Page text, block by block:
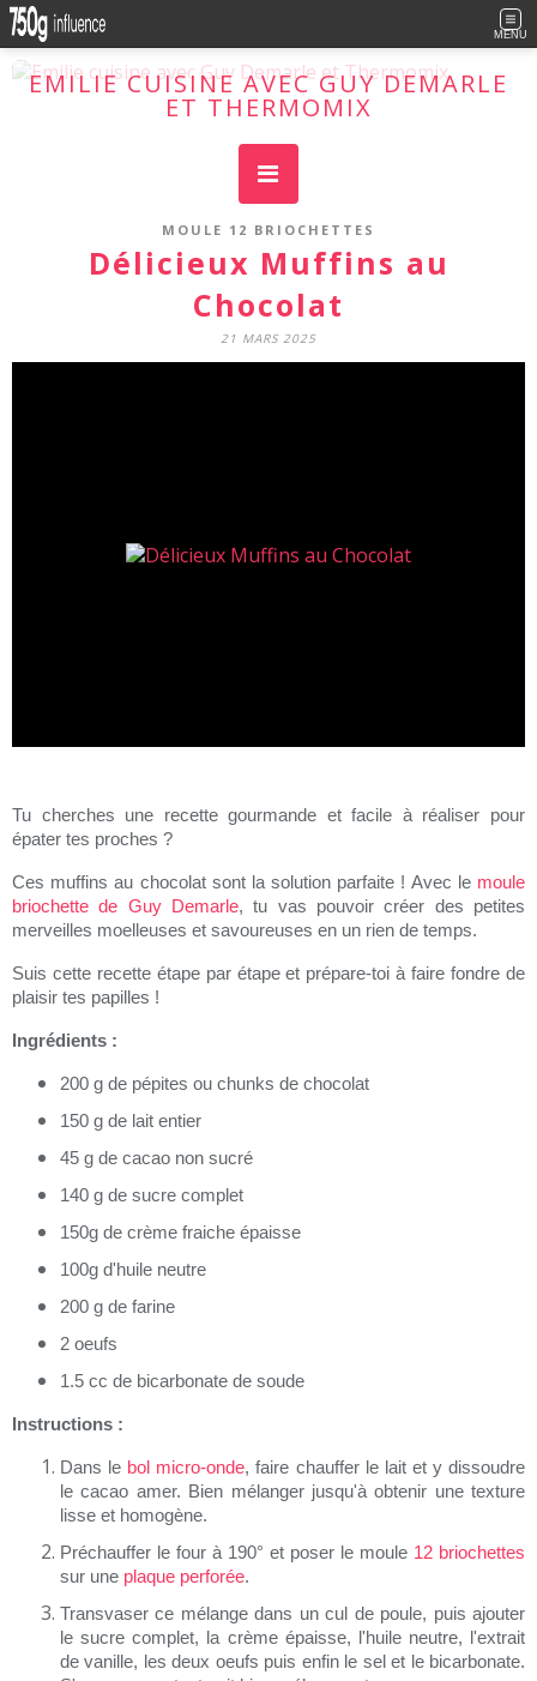
MENU
EMILIE CUISINE AVEC GUY DEMARLE
ET THERMOMIX
Cuisine facile, plaisir maxi !
MOULE 12 BRIOCHETTES
Délicieux Muffins au
Chocolat
21 MARS 2025
Tu cherches une recette gourmande et facile à réaliser pour
épater tes proches ?
Ces muffins au chocolat sont la solution parfaite ! Avec le moule
briochette de Guy Demarle, tu vas pouvoir créer des petites
merveilles moelleuses et savoureuses en un rien de temps.
Suis cette recette étape par étape et prépare-toi à faire fondre de
plaisir tes papilles !
Ingrédients :
200 g de pépites ou chunks de chocolat
150 g de lait entier
45 g de cacao non sucré
140 g de sucre complet
150g de crème fraiche épaisse
100g d'huile neutre
200 g de farine
2 oeufs
1.5 cc de bicarbonate de soude
Instructions :
Dans le bol micro-onde, faire chauffer le lait et y dissoudre
le cacao amer. Bien mélanger jusqu'à obtenir une texture
lisse et homogène.
Préchauffer le four à 190° et poser le moule 12 briochettes
sur une plaque perforée.
Transvaser ce mélange dans un cul de poule, puis ajouter
le sucre complet, la crème épaisse, l'huile neutre, l'extrait
de vanille, les deux oeufs puis enfin le sel et le bicarbonate.